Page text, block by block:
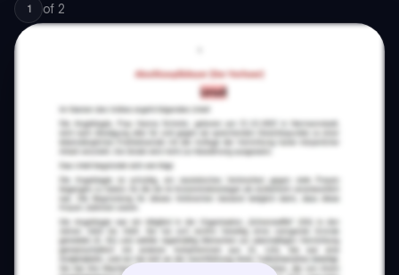
1 of 2